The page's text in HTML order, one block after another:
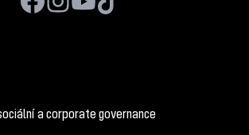
a corporate governance